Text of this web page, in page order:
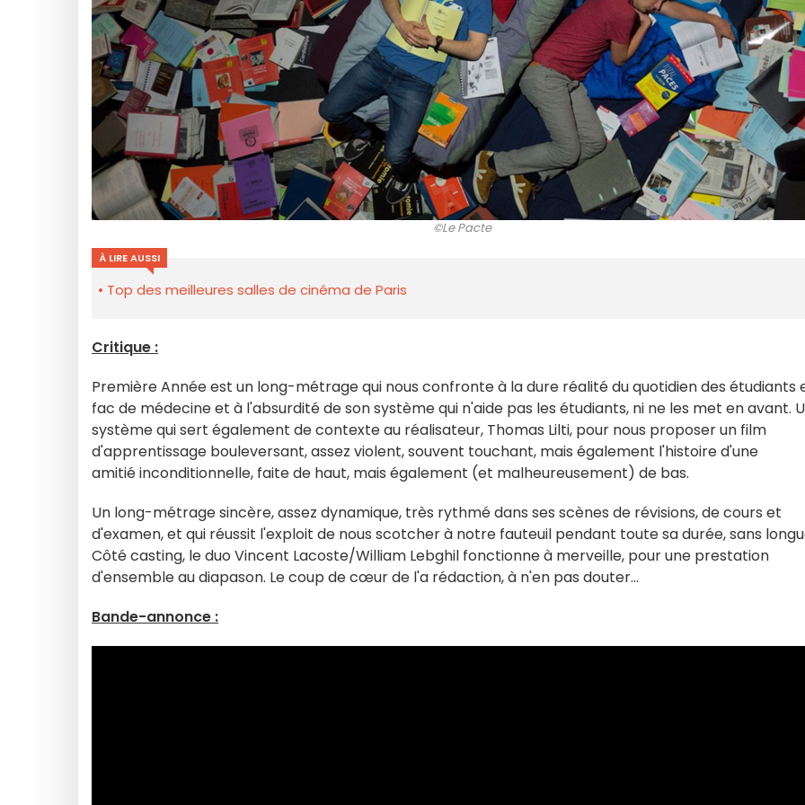
©Le Pacte
À LIRE AUSSI
Top des meilleures salles de cinéma de Paris
Critique :
Première Année est un long-métrage qui nous confronte à la dure réalité du quotidien des étudiants
fac de médecine et à l'absurdité de son système qui n'aide pas les étudiants, ni ne les met en avant.
système qui sert également de contexte au réalisateur, Thomas Lilti, pour nous proposer un film
d'apprentissage bouleversant, assez violent, souvent touchant, mais également l'histoire d'une
amitié inconditionnelle, faite de haut, mais également (et malheureusement) de bas.
Un long-métrage sincère, assez dynamique, très rythmé dans ses scènes de révisions, de cours et
d'examen, et qui réussit l'exploit de nous scotcher à notre fauteuil pendant toute sa durée, sans
Côté casting, le duo Vincent Lacoste/William Lebghil fonctionne à merveille, pour une prestation
d'ensemble au diapason. Le coup de cœur de l'a rédaction, à n'en pas douter...
Bande-annonce :